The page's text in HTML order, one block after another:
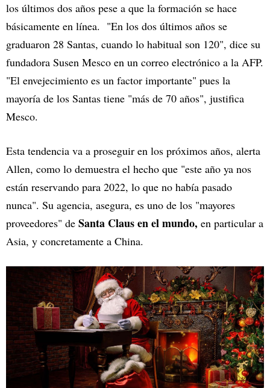
los últimos dos años pese a que la formación se hace
básicamente en línea. "En los dos últimos años se
graduaron 28 Santas, cuando lo habitual son 120", dice su
fundadora Susen Mesco en un correo electrónico a la AFP.
"El envejecimiento es un factor importante" pues la
mayoría de los Santas tiene "más de 70 años", justifica
Mesco.
Esta tendencia va a proseguir en los próximos años, alerta
Allen, como lo demuestra el hecho que "este año ya nos
están reservando para 2022, lo que no había pasado
nunca". Su agencia, asegura, es uno de los "mayores
proveedores" de Santa Claus en el mundo, en particular a
Asia, y concretamente a China.